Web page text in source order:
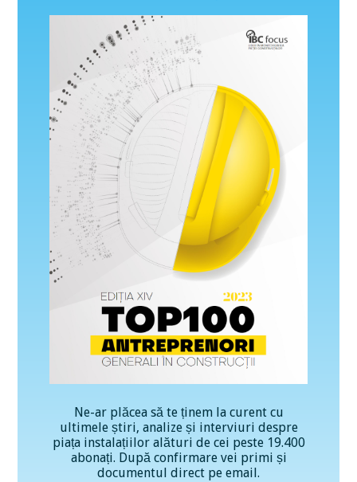
Ne-ar plăcea să te ținem la curent cu
ultimele știri, analize și interviuri despre
piața instalațiilor alături de cei peste 19.400
abonați. După confirmare vei primi și
documentul direct pe email.